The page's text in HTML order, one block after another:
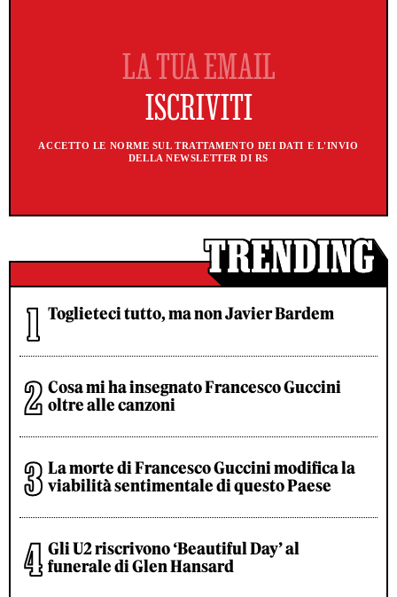
ACCETTO LE NORME SUL TRATTAMENTO DEI DATI E L'INVIO
DELLA NEWSLETTER DI RS
Toglieteci tutto, ma non Javier Bardem
Cosa mi ha insegnato Francesco Guccini
oltre alle canzoni
La morte di Francesco Guccini modifica la
viabilità sentimentale di questo Paese
Gli U2 riscrivono ‘Beautiful Day’ al
funerale di Glen Hansard